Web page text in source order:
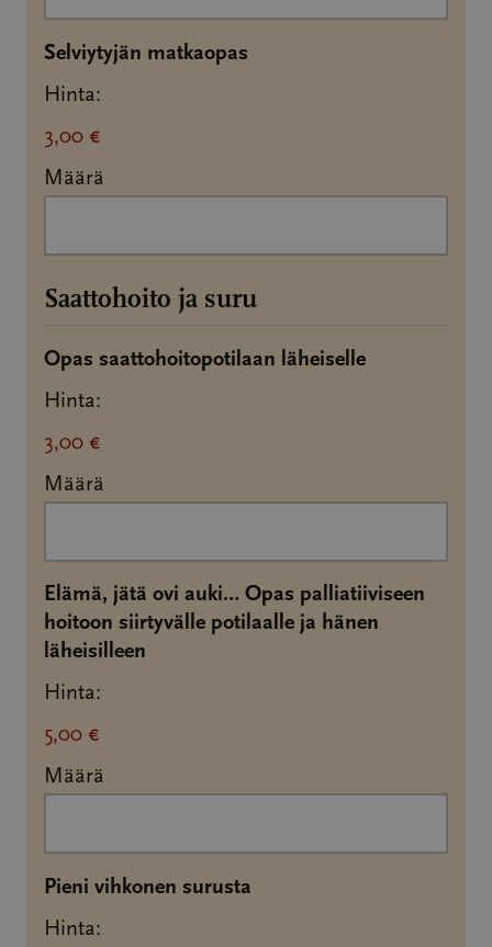
Selviytyjän matkaopas
Hinta:
3,00 €
Määrä
Saattohoito ja suru
Opas saattohoitopotilaan läheiselleMäärä
Hinta:
3,00 €
Määrä
Elämä, jätä ovi auki… Opas palliatiiviseen
hoitoon siirtyvälle potilaalle ja hänen
läheisilleen
Hinta:
5,00 €
Määrä
Pieni vihkonen surusta
Hinta: